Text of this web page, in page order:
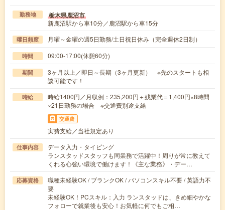
勤務地 栃木県鹿沼市
新鹿沼駅から車10分／鹿沼駅から車15分
曜日頻度 月曜～金曜の週5日勤務/土日祝日休み（完全週休2日制）
時間 09:00-17:00(休憩60分)
期間
3ヶ月以上／即日～長期（3ヶ月更新） ※先のスタートも相
談可能です！
時給
時給1400円／月収例：235,200円＋残業代＝1,400円×8時間
×21日勤務の場合 ※交通費別途支給
交通費
実費支給／当社規定あり
仕事内容
データ入力・タイピング
ランスタッドスタッフも同業務で活躍中！周りが常に教えて
くれる心強い環境で働けます！《主な業務》・デー…
応募資格
職種未経験OK / ブランクOK / パソコンスキル不要 / 英語力不
要
未経験OK！PCスキル：入力 ランスタッドは、きめ細やかな
フォローで就業後も安心！お気軽に何でもご相…